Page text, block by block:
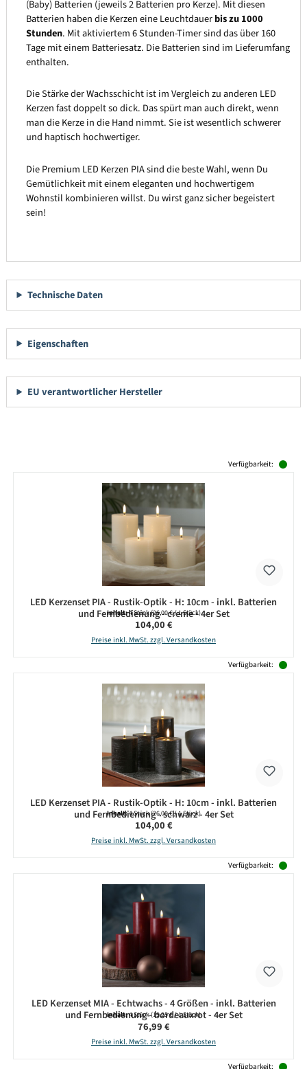
(Baby) Batterien (jeweils 2 Batterien pro Kerze). Mit diesen
Batterien haben die Kerzen eine Leuchtdauerbis zu 1000
Stunden. Mit aktiviertem 6 Stunden-Timer sind das über 160
Tage mit einem Batteriesatz. Die Batterien sind im Lieferumfang
enthalten.
Die Stärke der Wachsschicht ist im Vergleich zu anderen LED
Kerzen fast doppelt so dick. Das spürt man auch direkt, wenn
man die Kerze in die Hand nimmt. Sie ist wesentlich schwerer
und haptisch hochwertiger.
Die Premium LED Kerzen PIA sind die beste Wahl, wenn Du
Gemütlichkeit mit einem eleganten und hochwertigem
Wohnstil kombinieren willst. Du wirst ganz sicher begeistert
sein!
Technische Daten
Eigenschaften
EU verantwortlicher Hersteller
Verfügbarkeit:
LED Kerzenset PIA - Rustik-Optik - H: 10cm - inkl. Batterien
und Fernbedienung - creme - 4er Set
Inhalt:4 Stück(26,00 € / 1 Stück)
Regulärer Preis:
104,00 €
Preise inkl. MwSt. zzgl. Versandkosten
Verfügbarkeit:
LED Kerzenset PIA - Rustik-Optik - H: 10cm - inkl. Batterien
und Fernbedienung - schwarz - 4er Set
Inhalt:4 Stück(26,00 € / 1 Stück)
Regulärer Preis:
104,00 €
Preise inkl. MwSt. zzgl. Versandkosten
Verfügbarkeit:
LED Kerzenset MIA - Echtwachs - 4 Größen - inkl. Batterien
und Fernbedienung - bordeauxrot - 4er Set
Inhalt:4 Stück(19,25 € / 1 Stück)
Regulärer Preis:
76,99 €
Preise inkl. MwSt. zzgl. Versandkosten
Verfügbarkeit: